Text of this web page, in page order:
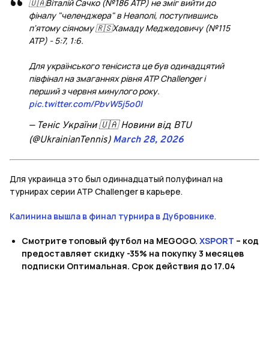
🇺🇦Віталій Сачко (№186 АТР) не зміг вийти до
фіналу "челенджера" в Неаполі, поступившись
п'ятому сіяному 🇷🇸Хамаду Меджедовичу (№115
ATP) - 5:7, 1:6.
Для українського тенісиста це був одинадцятий
півфінал на змаганнях рівня ATP Challenger і
перший з червня минулого року.
pic.twitter.com/PbvW5j5o0l
— Теніс України 🇺🇦 Новини від BTU
(@UkrainianTennis) March 28, 2026
Для украинца это был одиннадцатый полуфинал на
турнирах серии ATP Challenger в карьере.
Калинина вышла в финал турнира в Дубровнике.
Смотрите топовый футбол на MEGOGO. XSPORT – код
предоставляет скидку -35% на покупку 3 месяцев
подписки Оптимальная. Срок действия до 17.04